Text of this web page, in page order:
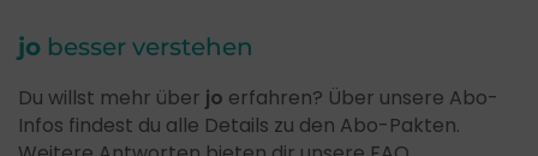
jo besser verstehen
Du willst mehr über jo erfahren? Über unsere Abo-
Infos findest du alle Details zu den Abo-Pakten.